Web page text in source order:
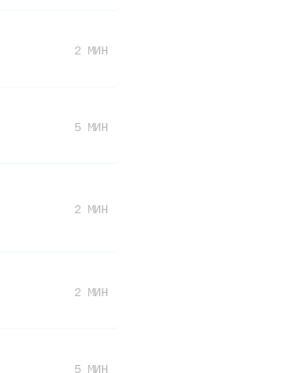
2 МИН
5 МИН
2 МИН
2 МИН
5 МИН